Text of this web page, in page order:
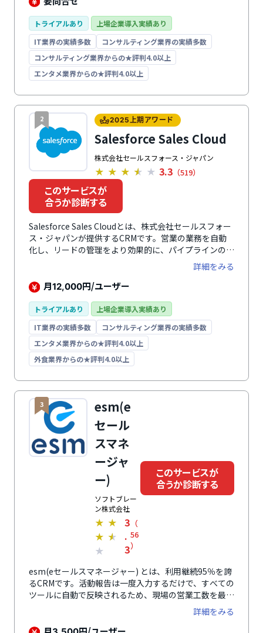
め搭載している100万件以上の企業情報や商談をはじめ
とする営業活動の情報も一元管理できるようにすること
で、これまで気付けなかったビジネス機会を最大化し、
売上の拡大を後押しします。名刺関連の業務や商談準備
を効率化することで、社員一人ひとりの生産性を高め、
コストの削減にも貢献します。
トライアルあり
上場企業導入実績あり
IT業界の実績多数
コンサルティング業界の実績多数
コンサルティング業界からの★評判4.0以上
エンタメ業界からの★評判4.0以上
2 2025上期アワード
Salesforce Sales Cloud
株式会社セールスフォース・ジャパン
★ ★ ★ ★ ★ 3.3 （519）
このサービスが
合うか診断する
Salesforce Sales Cloudとは、株式会社セールスフォー
ス・ジャパンが提供するCRMです。営業の業務を自動
化し、リードの管理をより効果的に、パイプラインの把
握の正確化を実現する世界No.1*のCRM・SFAです。リ
アルタイムなデータの見える化と営業戦略の迅速な展開
により、どこからでもビジネスの成長を後押しします。
する多数の機能を標準搭載。日々の営業活動を効率化
し、短期間での成約数増加を支援します。（出典：IDC
社『Worldwide Semiannual Software Tracker』2025
年4月）
詳細をみる
月12,000円/ユーザー
トライアルあり
上場企業導入実績あり
IT業界の実績多数
コンサルティング業界の実績多数
エンタメ業界からの★評判4.0以上
外食業界からの★評判4.0以上
3
esm(e
セール
スマネ
ージャ
ー)
ソフトブレー
ン株式会社
★ ★
★ ★
★
3
.
3
（
56
）
このサービスが
合うか診断する
esm(eセールスマネージャー) とは、利用継続95％を誇
るCRMです。活動報告は一度入力するだけで、すべての
ツールに自動で反映されるため、現場の営業工数を最小
限に抑えられます。直感的に理解できるダッシュボード
でリモートでも瞬時に状況を把握でき、無駄なくコミュ
ニケーションを最適化。営業の案件管理から顧客管理機
詳細をみる